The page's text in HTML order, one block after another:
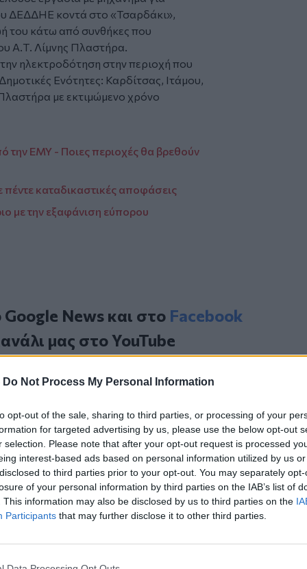
Do Not Process My Personal Information
opt-out of the sale, sharing to third parties, or processing of your
for targeted advertising by us, please use the below opt-out
selection. Please note that after your opt-out request is processed
interest-based ads based on personal information utilized by us
to third parties prior to your opt-out. You may separately
of your personal information by third parties on the IAB’s list of
This information may also be disclosed by us to third parties on the
Participants that may further disclose it to other third parties.
ΔΕΔΔΗΕ κοντά στο «Τσαρδάκι»,
του κάτω από συνθήκες που
Α.Τ. Λίμνης Πλαστήρα.
ηλεκτροδότηση στην περιοχή που
Ενότητες: Καρδίτσας, Ιτάμου,
με εκτιμώμενο χρόνο
την ΕΜΥ - Ποιες περιοχές θα βρεθούν
καταδικαστικές αποφάσεις
με την εξαφάνιση εύπορου
Google Newsκαι στο Facebook
μας στοYouTube
TAGS
Δυστύχημα Καρδίτσα